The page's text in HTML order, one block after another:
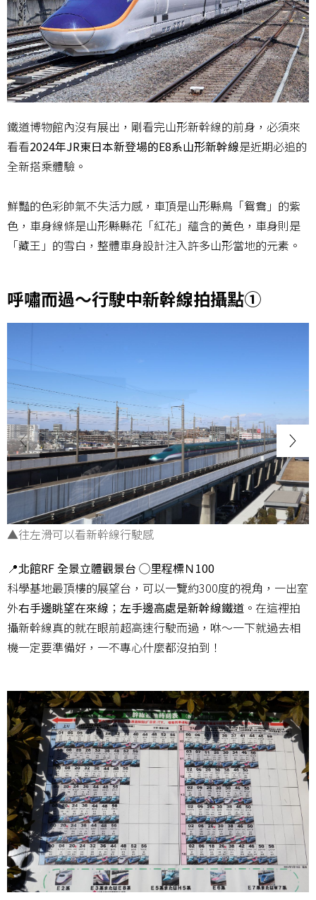
鐵道博物館內沒有展出，剛看完山形新幹線的前身，必須來
看看2024年JR東日本新登場的E8系山形新幹線是近期必追的
全新搭乘體驗。
鮮豔的色彩帥氣不失活力感，車頂是山形縣鳥「鴛鴦」的紫
色，車身線條是山形縣縣花「紅花」蘊含的黃色，車身則是
「藏王」的雪白，整體車身設計注入許多山形當地的元素。
呼嘯而過～行駛中新幹線拍攝點①
▲往左滑可以看新幹線行駛感
📍北館RF 全景立體觀景台 ◯里程標Ｎ100
科學基地最頂樓的展望台，可以一覽約300度的視角，一出室
外右手邊眺望在來線 ； 左手邊高處是新幹線鐵道 。在這裡拍
攝新幹線真的就在眼前超高速行駛而過，咻～一下就過去相
機一定要準備好，一不專心什麼都沒拍到！